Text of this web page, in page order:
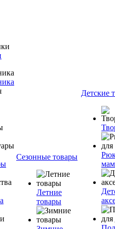
Сезонные товары
Летние
товары
Детские